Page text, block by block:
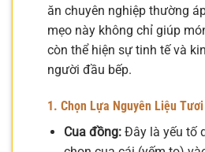
ăn chuyên nghiệp thường
mẹo này không chỉ giúp
còn thể hiện sự tinh tế và
người đầu bếp.
1. Chọn Lựa Nguyên Liệu
Cua đồng:Đây là yếu tố